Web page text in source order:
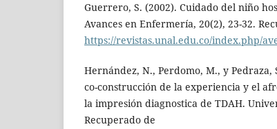
Guerrero, S. (2002). Cuidado del niño
Avances en Enfermería, 20(2), 23-32.
https://revistas.unal.edu.co/index.php/
Hernández, N., Perdomo, M., y
co-construcción de la experiencia y el
la impresión diagnostica de TDAH.
Recuperado de